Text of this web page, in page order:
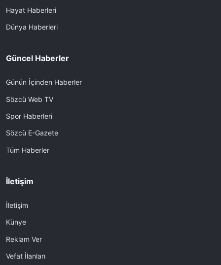
Hayat Haberleri
Dünya Haberleri
Güncel Haberler
Günün İçinden Haberler
Sözcü Web TV
Spor Haberleri
Sözcü E-Gazete
Tüm Haberler
İletişim
İletişim
Künye
Reklam Ver
Vefat İlanları